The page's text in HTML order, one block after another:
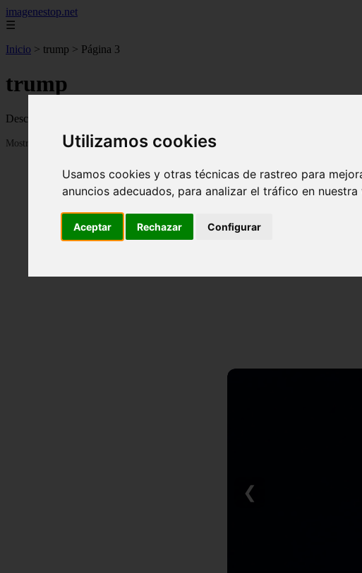
Utilizamos cookies
Usamos cookies y otras técnicas de rastreo para
anuncios adecuados, para analizar el tráfico en
Aceptar Rechazar Configurar
imagenestop.net
☰
Inicio > trump > Página 3
trump
Descubre todas las noticias de la categoría trump. Artículos actualizados y
Mostrando 49 - 72 de 1585 artículos
❮